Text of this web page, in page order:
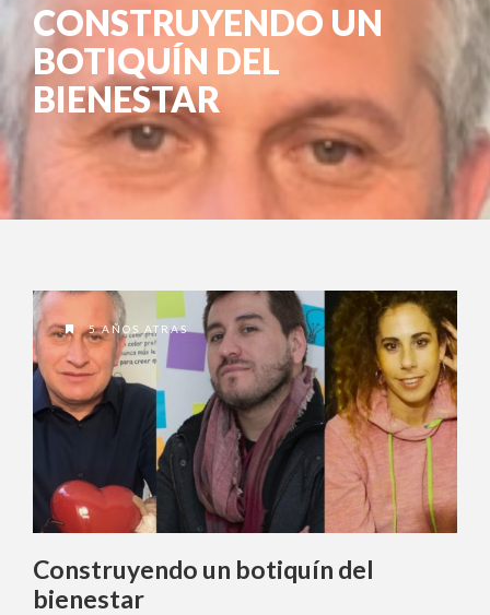
CONSTRUYENDO UN
BOTIQUÍN DEL
BIENESTAR
5 AÑOS ATRAS
Construyendo un botiquín del
bienestar